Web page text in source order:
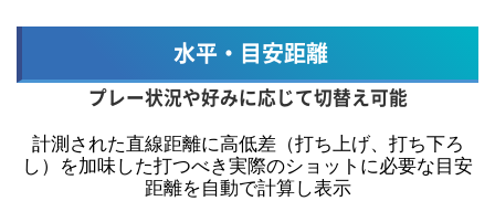
水平・目安距離
プレー状況や好みに応じて切替え可能
計測された直線距離に高低差（打ち上げ、打ち下ろ
し）を加味した打つべき実際のショットに必要な目安
距離を自動で計算し表示